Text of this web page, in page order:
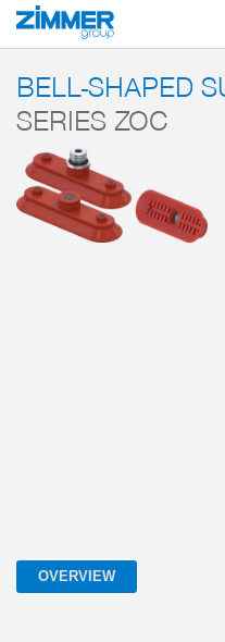
Start Products
BELL-SHAPED
SERIES ZOC
OVERVIEW